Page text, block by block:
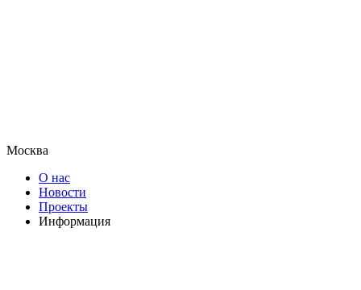
Москва
О нас
Новости
Проекты
Информация